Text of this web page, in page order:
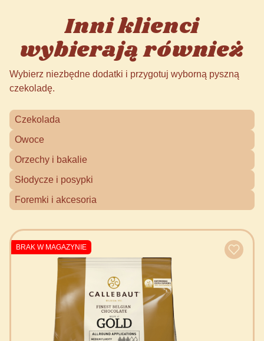
Inni klienci
wybierają również
Wybierz niezbędne dodatki i przygotuj wyborną pyszną
czekoladę.
Czekolada
Owoce
Orzechy i bakalie
Słodycze i posypki
Foremki i akcesoria
BRAK W MAGAZYNIE